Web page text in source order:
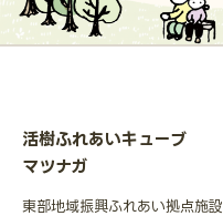
活樹ふれあいキューブ
マツナガ
東部地域振興ふれあい拠点施設